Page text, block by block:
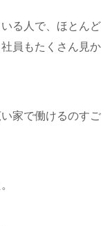
る人で、ほとんど
員もたくさん見か
家で働けるのすご